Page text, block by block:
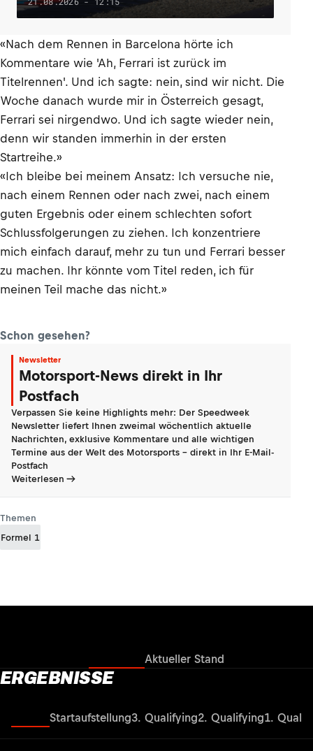
«Nach dem Rennen in Barcelona hörte ich
Kommentare wie 'Ah, Ferrari ist zurück im
Titelrennen'. Und ich sagte: nein, sind wir nicht. Die
Woche danach wurde mir in Österreich gesagt,
Ferrari sei nirgendwo. Und ich sagte wieder nein,
denn wir standen immerhin in der ersten
Startreihe.»
«Ich bleibe bei meinem Ansatz: Ich versuche nie,
nach einem Rennen oder nach zwei, nach einem
guten Ergebnis oder einem schlechten sofort
Schlussfolgerungen zu ziehen. Ich konzentriere
mich einfach darauf, mehr zu tun und Ferrari besser
zu machen. Ihr könnte vom Titel reden, ich für
meinen Teil mache das nicht.»
Schon gesehen?
Newsletter
Motorsport-News direkt in Ihr
Postfach
Verpassen Sie keine Highlights mehr: Der Speedweek
Newsletter liefert Ihnen zweimal wöchentlich aktuelle
Nachrichten, exklusive Kommentare und alle wichtigen
Termine aus der Welt des Motorsports - direkt in Ihr E-Mail-
Postfach
Weiterlesen
Themen
Formel 1
Aktueller Stand
ERGEBNISSE
Startaufstellung3. Qualifying2. Qualifying1.